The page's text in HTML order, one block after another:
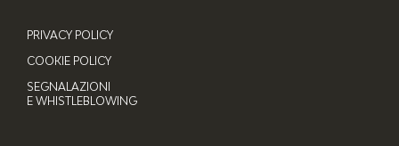
PRIVACY POLICY
COOKIE POLICY
SEGNALAZIONI
E WHISTLEBLOWING